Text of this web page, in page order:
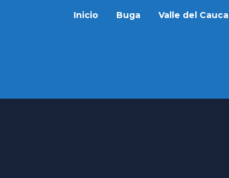
Inicio Buga Valle del Cauca